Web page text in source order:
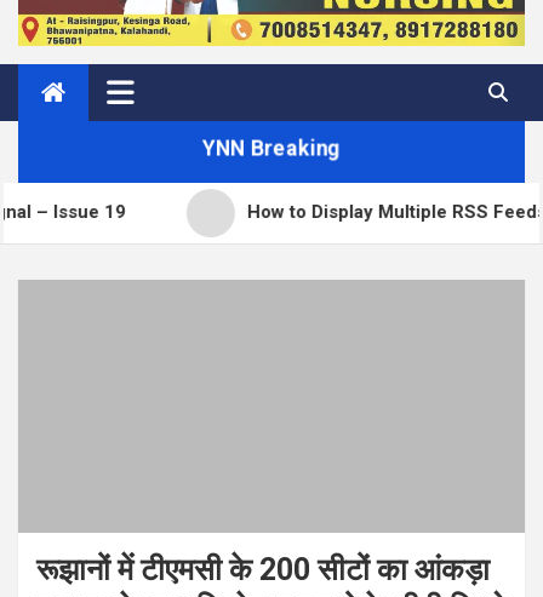
YNN Breaking
How to Display Multiple RSS Feeds on One Page
रूझानों में टीएमसी के 200 सीटों का आंकड़ा